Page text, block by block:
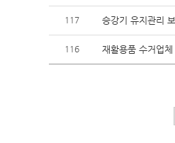
117 승강기 유지관리
116 재활용품 수거업